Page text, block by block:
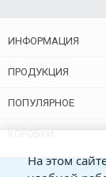
ИНФОРМАЦИЯ
ПРОДУКЦИЯ
ПОПУЛЯРНОЕ
На этом